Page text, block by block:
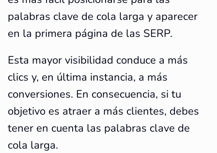
palabras clave de cola larga y aparecer
en la primera página de las SERP.
Esta mayor visibilidad conduce a más
clics y, en última instancia, a más
conversiones. En consecuencia, si tu
objetivo es atraer a más clientes, debes
tener en cuenta las palabras clave de
cola larga.